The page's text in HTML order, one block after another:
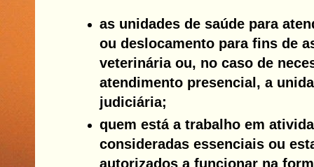
as unidades de saúde para
ou deslocamento para fins de
veterinária ou, no caso de
atendimento presencial, a
judiciária;
quem está a trabalho em
consideradas essenciais ou
autorizados a funcionar na